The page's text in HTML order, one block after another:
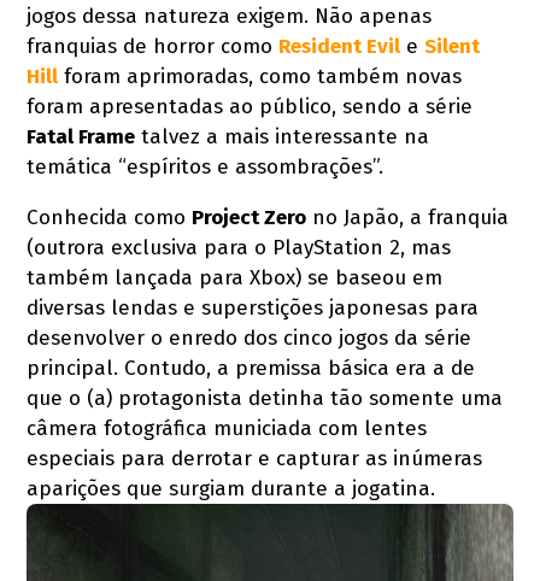
jogos dessa natureza exigem. Não apenas
franquias de horror como Resident Evil eSilent
Hill foram aprimoradas, como também novas
foram apresentadas ao público, sendo a série
Fatal Frame talvez a mais interessante na
temática “espíritos e assombrações”.
Conhecida como Project Zero no Japão, a franquia
(outrora exclusiva para o PlayStation 2, mas
também lançada para Xbox) se baseou em
diversas lendas e superstições japonesas para
desenvolver o enredo dos cinco jogos da série
principal. Contudo, a premissa básica era a de
que o (a) protagonista detinha tão somente uma
câmera fotográfica municiada com lentes
especiais para derrotar e capturar as inúmeras
aparições que surgiam durante a jogatina.